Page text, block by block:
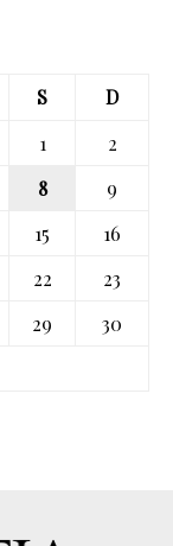
S
D
1
2
8
9
15
16
22
23
29
30